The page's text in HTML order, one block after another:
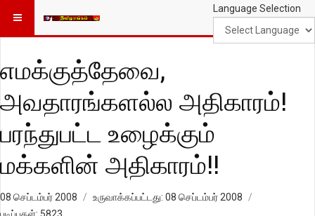
Language Selection
எமக்குத்தேவை,
அவதாரங்களல்ல அதிகாரம்!
பரந்துபட்ட உழைக்கும்
மக்களின் அதிகாரம்!!
08 செப்டம்பர் 2008
உருவாக்கப்பட்டது: 08 செப்டம்பர் 2008